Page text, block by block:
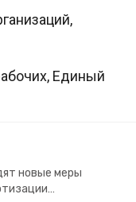
Единый
новые меры